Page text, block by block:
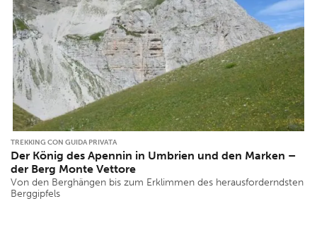
TREKKING CON GUIDA PRIVATA
Der König des Apennin in Umbrien und den Marken –
der Berg Monte Vettore
Von den Berghängen bis zum Erklimmen des herausforderndsten
Berggipfels